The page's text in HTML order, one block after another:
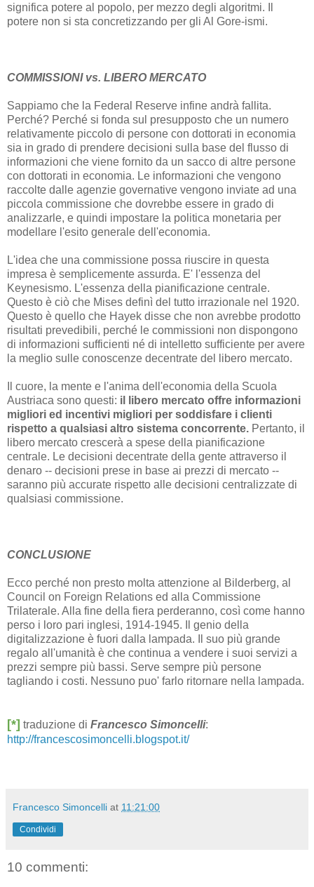
significa potere al popolo, per mezzo degli algoritmi. Il
potere non si sta concretizzando per gli Al Gore-ismi.
COMMISSIONI vs. LIBERO MERCATO
Sappiamo che la Federal Reserve infine andrà fallita.
Perché? Perché si fonda sul presupposto che un numero
relativamente piccolo di persone con dottorati in economia
sia in grado di prendere decisioni sulla base del flusso di
informazioni che viene fornito da un sacco di altre persone
con dottorati in economia. Le informazioni che vengono
raccolte dalle agenzie governative vengono inviate ad una
piccola commissione che dovrebbe essere in grado di
analizzarle, e quindi impostare la politica monetaria per
modellare l'esito generale dell'economia.
L'idea che una commissione possa riuscire in questa
impresa è semplicemente assurda. E' l'essenza del
Keynesismo. L'essenza della pianificazione centrale.
Questo è ciò che Mises definì del tutto irrazionale nel 1920.
Questo è quello che Hayek disse che non avrebbe prodotto
risultati prevedibili, perché le commissioni non dispongono
di informazioni sufficienti né di intelletto sufficiente per avere
la meglio sulle conoscenze decentrate del libero mercato.
Il cuore, la mente e l'anima dell'economia della Scuola
Austriaca sono questi: il libero mercato offre informazioni
migliori ed incentivi migliori per soddisfare i clienti
rispetto a qualsiasi altro sistema concorrente. Pertanto, il
libero mercato crescerà a spese della pianificazione
centrale. Le decisioni decentrate della gente attraverso il
denaro -- decisioni prese in base ai prezzi di mercato --
saranno più accurate rispetto alle decisioni centralizzate di
qualsiasi commissione.
CONCLUSIONE
Ecco perché non presto molta attenzione al Bilderberg, al
Council on Foreign Relations ed alla Commissione
Trilaterale. Alla fine della fiera perderanno, così come hanno
perso i loro pari inglesi, 1914-1945. Il genio della
digitalizzazione è fuori dalla lampada. Il suo più grande
regalo all'umanità è che continua a vendere i suoi servizi a
prezzi sempre più bassi. Serve sempre più persone
tagliando i costi. Nessuno puo' farlo ritornare nella lampada.
[*] traduzione di Francesco Simoncelli:
http://francescosimoncelli.blogspot.it/
Francesco Simoncelli at 11:21:00
Condividi
10 commenti: